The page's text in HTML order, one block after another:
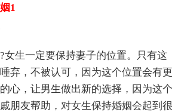
1
女生一定要保持妻子的位置。只有这
弃，不被认可，因为这个位置会有更
心，让男生做出新的选择，因为这个
朋友帮助，对女生保持婚姻会起到很